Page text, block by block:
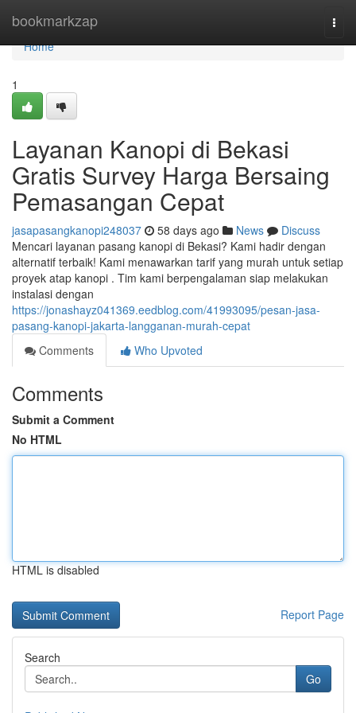
bookmarkzap
Home
Home
1
Layanan Kanopi di Bekasi
Gratis Survey Harga Bersaing
Pemasangan Cepat
jasapasangkanopi248037 58 days ago News
Discuss
Mencari layanan pasang kanopi di Bekasi? Kami hadir dengan
alternatif terbaik! Kami menawarkan tarif yang murah untuk setiap
proyek atap kanopi . Tim kami berpengalaman siap melakukan
instalasi dengan
https://jonashayz041369.eedblog.com/41993095/pesan-jasa-
pasang-kanopi-jakarta-langganan-murah-cepat
Comments
Who Upvoted
Comments
Submit a Comment
No HTML
HTML is disabled
Report Page
Search
Go